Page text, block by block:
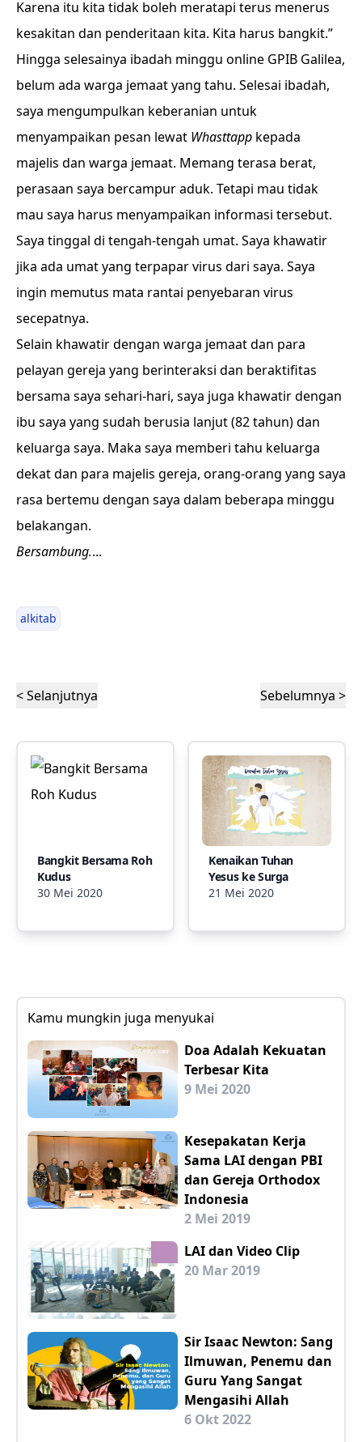
Karena itu kita tidak boleh meratapi terus menerus
kesakitan dan penderitaan kita. Kita harus bangkit.”
Hingga selesainya ibadah minggu online GPIB Galilea,
belum ada warga jemaat yang tahu. Selesai ibadah,
saya mengumpulkan keberanian untuk
menyampaikan pesan lewat Whasttapp kepada
majelis dan warga jemaat. Memang terasa berat,
perasaan saya bercampur aduk. Tetapi mau tidak
mau saya harus menyampaikan informasi tersebut.
Saya tinggal di tengah-tengah umat. Saya khawatir
jika ada umat yang terpapar virus dari saya. Saya
ingin memutus mata rantai penyebaran virus
secepatnya.
Selain khawatir dengan warga jemaat dan para
pelayan gereja yang berinteraksi dan beraktifitas
bersama saya sehari-hari, saya juga khawatir dengan
ibu saya yang sudah berusia lanjut (82 tahun) dan
keluarga saya. Maka saya memberi tahu keluarga
dekat dan para majelis gereja, orang-orang yang saya
rasa bertemu dengan saya dalam beberapa minggu
belakangan.
Bersambung....
alkitab
< Selanjutnya Sebelumnya >
Bangkit Bersama Roh
Kudus
30 Mei 2020
Kenaikan Tuhan
Yesus ke Surga
21 Mei 2020
Kamu mungkin juga menyukai
Doa Adalah Kekuatan
Terbesar Kita
9 Mei 2020
Kesepakatan Kerja
Sama LAI dengan PBI
dan Gereja Orthodox
Indonesia
2 Mei 2019
LAI dan Video Clip
20 Mar 2019
Sir Isaac Newton: Sang
Ilmuwan, Penemu dan
Guru Yang Sangat
Mengasihi Allah
6 Okt 2022